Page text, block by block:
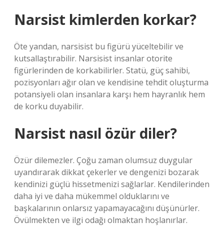
Narsist kimlerden korkar?
Öte yandan, narsisist bu figürü yüceltebilir ve
kutsallaştırabilir. Narsisist insanlar otorite
figürlerinden de korkabilirler. Statü, güç sahibi,
pozisyonları ağır olan ve kendisine tehdit oluşturma
potansiyeli olan insanlara karşı hem hayranlık hem
de korku duyabilir.
Narsist nasıl özür diler?
Özür dilemezler. Çoğu zaman olumsuz duygular
uyandırarak dikkat çekerler ve dengenizi bozarak
kendinizi güçlü hissetmenizi sağlarlar. Kendilerinden
daha iyi ve daha mükemmel olduklarını ve
başkalarının onlarsız yapamayacağını düşünürler.
Övülmekten ve ilgi odağı olmaktan hoşlanırlar.